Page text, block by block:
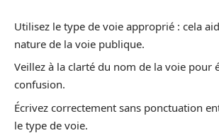
Utilisez le type de voie approprié : cela
nature de la voie publique.
Veillez à la clarté du nom de la voie pour
confusion.
Écrivez correctement sans ponctuation
le type de voie.